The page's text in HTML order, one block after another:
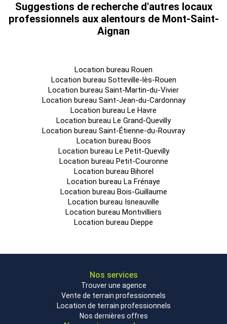
Suggestions de recherche d'autres locaux
professionnels aux alentours de Mont-Saint-
Aignan
Location bureau Rouen
Location bureau Sotteville-lès-Rouen
Location bureau Saint-Martin-du-Vivier
Location bureau Saint-Jean-du-Cardonnay
Location bureau Le Havre
Location bureau Le Grand-Quevilly
Location bureau Saint-Étienne-du-Rouvray
Location bureau Boos
Location bureau Le Petit-Quevilly
Location bureau Petit-Couronne
Location bureau Bihorel
Location bureau La Frénaye
Location bureau Bois-Guillaume
Location bureau Isneauville
Location bureau Montivilliers
Location bureau Dieppe
Nos services
Trouver une agence
Vente de terrain professionnels
Location de terrain professionnels
Nos dernières offres